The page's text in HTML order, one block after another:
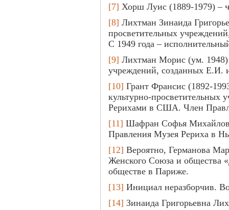
[7] Хорш Луис (1889-1979) –
[8] Лихтман Зинаида
просветительных
С 1949 года –
[9] Лихтман Морис (ум. 1948)
учреждений, созданных
[10] Грант Франсис (1892-
культурно-
Рерихами в США. Член
[11] Шафран Софья
Правления Музея Рериха в
[12] Вероятно, Германова
Женского Союза и общества
обществе в Париже.
[13] Инициал неразборчив.
[14] Зинаида Григорьевна